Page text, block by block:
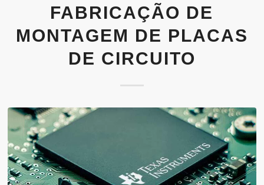
FABRICAÇÃO DE
MONTAGEM DE PLACAS
DE CIRCUITO